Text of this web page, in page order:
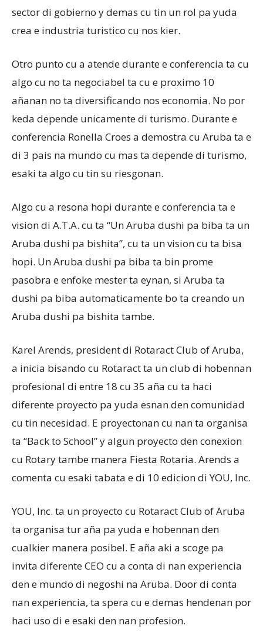
sector di gobierno y demas cu tin un rol pa yuda
crea e industria turistico cu nos kier.
Otro punto cu a atende durante e conferencia ta cu
algo cu no ta negociabel ta cu e proximo 10
añanan no ta diversificando nos economia. No por
keda depende unicamente di turismo. Durante e
conferencia Ronella Croes a demostra cu Aruba ta e
di 3 pais na mundo cu mas ta depende di turismo,
esaki ta algo cu tin su riesgonan.
Algo cu a resona hopi durante e conferencia ta e
vision di A.T.A. cu ta “Un Aruba dushi pa biba ta un
Aruba dushi pa bishita”, cu ta un vision cu ta bisa
hopi. Un Aruba dushi pa biba ta bin prome
pasobra e enfoke mester ta eynan, si Aruba ta
dushi pa biba automaticamente bo ta creando un
Aruba dushi pa bishita tambe.
Karel Arends, president di Rotaract Club of Aruba,
a inicia bisando cu Rotaract ta un club di hobennan
profesional di entre 18 cu 35 aña cu ta haci
diferente proyecto pa yuda esnan den comunidad
cu tin necesidad. E proyectonan cu nan ta organisa
ta “Back to School” y algun proyecto den conexion
cu Rotary tambe manera Fiesta Rotaria. Arends a
comenta cu esaki tabata e di 10 edicion di YOU, Inc.
YOU, Inc. ta un proyecto cu Rotaract Club of Aruba
ta organisa tur aña pa yuda e hobennan den
cualkier manera posibel. E aña aki a scoge pa
invita diferente CEO cu a conta di nan experiencia
den e mundo di negoshi na Aruba. Door di conta
nan experiencia, ta spera cu e demas hendenan por
haci uso di e esaki den nan profesion.